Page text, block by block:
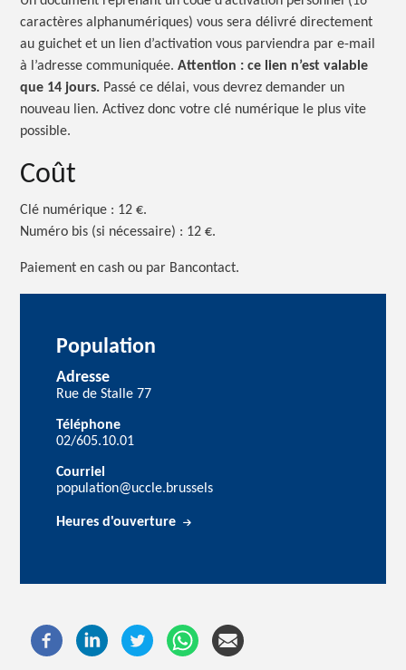
caractères alphanumériques) vous sera délivré directement
au guichet et un lien d’activation vous parviendra par e-mail
à l’adresse communiquée.Attention : ce lien n’est valable
que 14 jours. Passé ce délai, vous devrez demander un
nouveau lien. Activez donc votre clé numérique le plus vite
possible.
Coût
Clé numérique : 12 €.
Numéro bis (si nécessaire) : 12 €.
Paiement en cash ou par Bancontact.
Population
Adresse
Rue de Stalle 77
Téléphone
02/605.10.01
Courriel
population@uccle.brussels
Heures d'ouverture